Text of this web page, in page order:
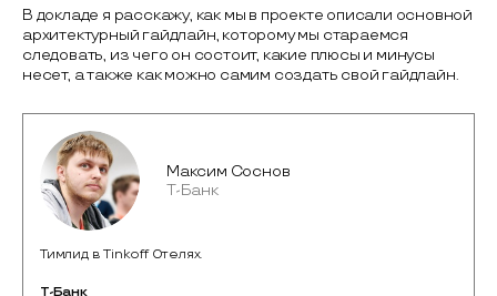
В докладе я расскажу, как мы в проекте описали основной
архитектурный гайдлайн, которому мы стараемся
следовать, из чего он состоит, какие плюсы и минусы
несет, а также как можно самим создать свой гайдлайн.
Максим Соснов
Т-Банк
Тимлид в Tinkoff Отелях.
Т-Банк